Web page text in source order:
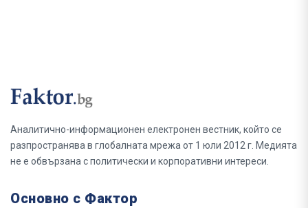
Аналитично-информационен електронен вестник, който се
разпространява в глобалната мрежа от 1 юли 2012 г. Медията
не е обвързана с политически и корпоративни интереси.
Основно с Фактор